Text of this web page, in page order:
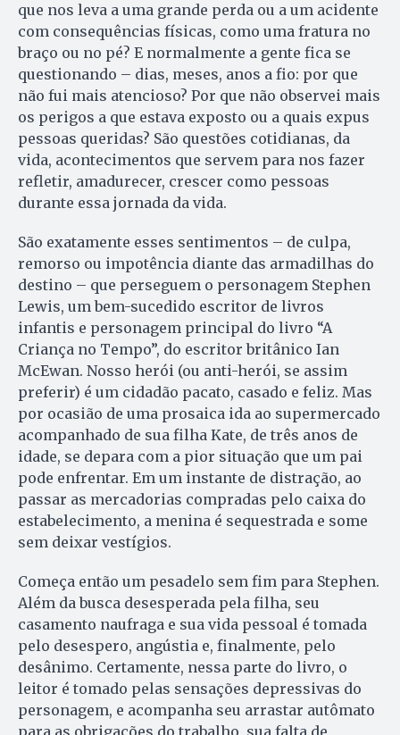
que nos leva a uma grande perda ou a um acidente
com consequências físicas, como uma fratura no
braço ou no pé? E normalmente a gente fica se
questionando – dias, meses, anos a fio: por que
não fui mais atencioso? Por que não observei mais
os perigos a que estava exposto ou a quais expus
pessoas queridas? São questões cotidianas, da
vida, acontecimentos que servem para nos fazer
refletir, amadurecer, crescer como pessoas
durante essa jornada da vida.
São exatamente esses sentimentos – de culpa,
remorso ou impotência diante das armadilhas do
destino – que perseguem o personagem Stephen
Lewis, um bem-sucedido escritor de livros
infantis e personagem principal do livro “A
Criança no Tempo”, do escritor britânico Ian
McEwan. Nosso herói (ou anti-herói, se assim
preferir) é um cidadão pacato, casado e feliz. Mas
por ocasião de uma prosaica ida ao supermercado
acompanhado de sua filha Kate, de três anos de
idade, se depara com a pior situação que um pai
pode enfrentar. Em um instante de distração, ao
passar as mercadorias compradas pelo caixa do
estabelecimento, a menina é sequestrada e some
sem deixar vestígios.
Começa então um pesadelo sem fim para Stephen.
Além da busca desesperada pela filha, seu
casamento naufraga e sua vida pessoal é tomada
pelo desespero, angústia e, finalmente, pelo
desânimo. Certamente, nessa parte do livro, o
leitor é tomado pelas sensações depressivas do
personagem, e acompanha seu arrastar autômato